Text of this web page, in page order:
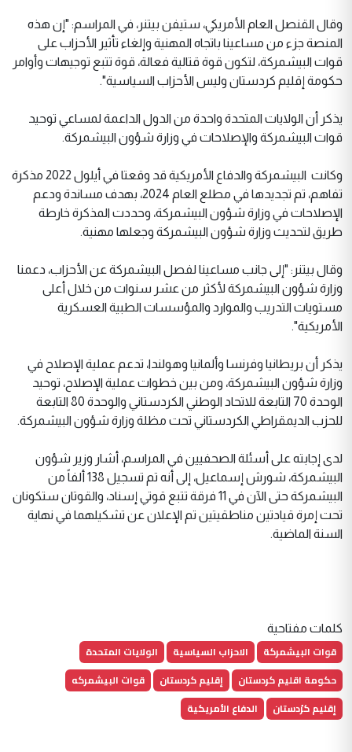
وقال القنصل العام الأمريكي، ستيفن بيتنر، في المراسم: "إن هذه
المنصة جزء من مساعينا باتجاه المهنية وإلغاء تأثير الأحزاب على
قوات البيشمركة، لتكون قوة قتالية فعالة، قوة تتبع توجيهات وأوامر
حكومة إقليم كردستان وليس الأحزاب السياسية".
يذكر أن الولايات المتحدة واحدة من الدول الداعمة لمساعي توحيد
قوات البيشمركة والإصلاحات في وزارة شؤون البيشمركة.
وكانت البيشمركة والدفاع الأمريكية قد وقعتا في أيلول 2022 مذكرة
تفاهم، تم تجديدها في مطلع العام 2024، بهدف مساندة ودعم
الإصلاحات في وزارة شؤون البيشمركة، وحددت المذكرة خارطة
طريق لتحديث وزارة شؤون البيشمركة وجعلها مهنية.
وقال بيتنر: "إلى جانب مساعينا لفصل البيشمركة عن الأحزاب، دعمنا
وزارة شؤون البيشمركة لأكثر من عشر سنوات من خلال أعلى
مستويات التدريب والموارد والمؤسسات الطبية العسكرية
الأمريكية".
يذكر أن بريطانيا وفرنسا وألمانيا وهولندا، تدعم عملية الإصلاح في
وزارة شؤون البيشمركة، ومن بين خطوات عملية الإصلاح، توحيد
الوحدة 70 التابعة للاتحاد الوطني الكردستاني والوحدة 80 التابعة
للحزب الديمقراطي الكردستاني تحت مظلة وزارة شؤون البيشمركة.
لدى إجابته على أسئلة الصحفيين في المراسم، أشار وزير شؤون
البيشمركة، شورش إسماعيل، إلى أنه تم تسجيل 138 ألفاً من
البيشمركة حتى الآن في 11 فرقة تتبع قوتي إسناد، والقوتان ستكونان
تحت إمرة قيادتين مناطقيتين تم الإعلان عن تشكيلهما في نهاية
السنة الماضية.
كلمات مفتاحية
قوات البيشمركة الاحزاب السياسية
الولايات المتحدة
حكومة اقليم كردستان
إقليم كردستان
قوات البيشمركه
إقليم كرُدستان
الدفاع الأمريكية